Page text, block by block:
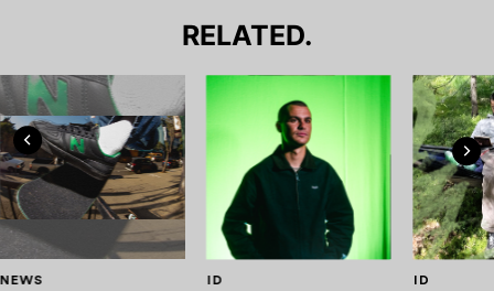
RELATED.
NEWS ID ID